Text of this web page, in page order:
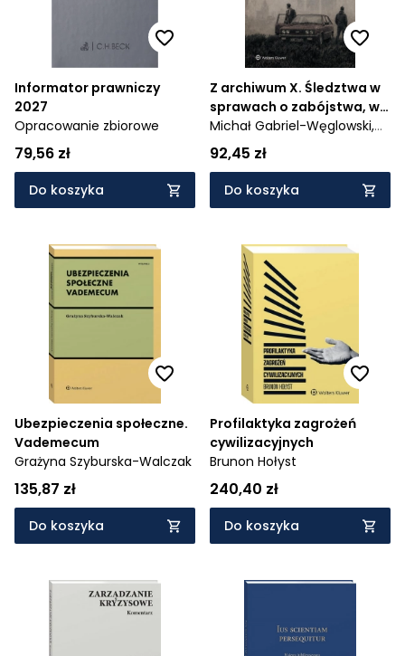
Informator prawniczy
2027
Opracowanie zbiorowe
79,56 zł
Do koszyka
Z archiwum X. Śledztwa w
sprawach o zabójstwa, w
których nie wykryto
sprawcy
Michał Gabriel-Węglowski,
Paweł Waszkiewicz
92,45 zł
Do koszyka
Ubezpieczenia społeczne.
Vademecum
Grażyna Szyburska-Walczak
135,87 zł
Do koszyka
Profilaktyka zagrożeń
cywilizacyjnych
Brunon Hołyst
240,40 zł
Do koszyka